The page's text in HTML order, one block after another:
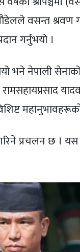
वसन्त श्रवण
गर्नुभयो ।
भने नेपाली
प्रचलन छ ।